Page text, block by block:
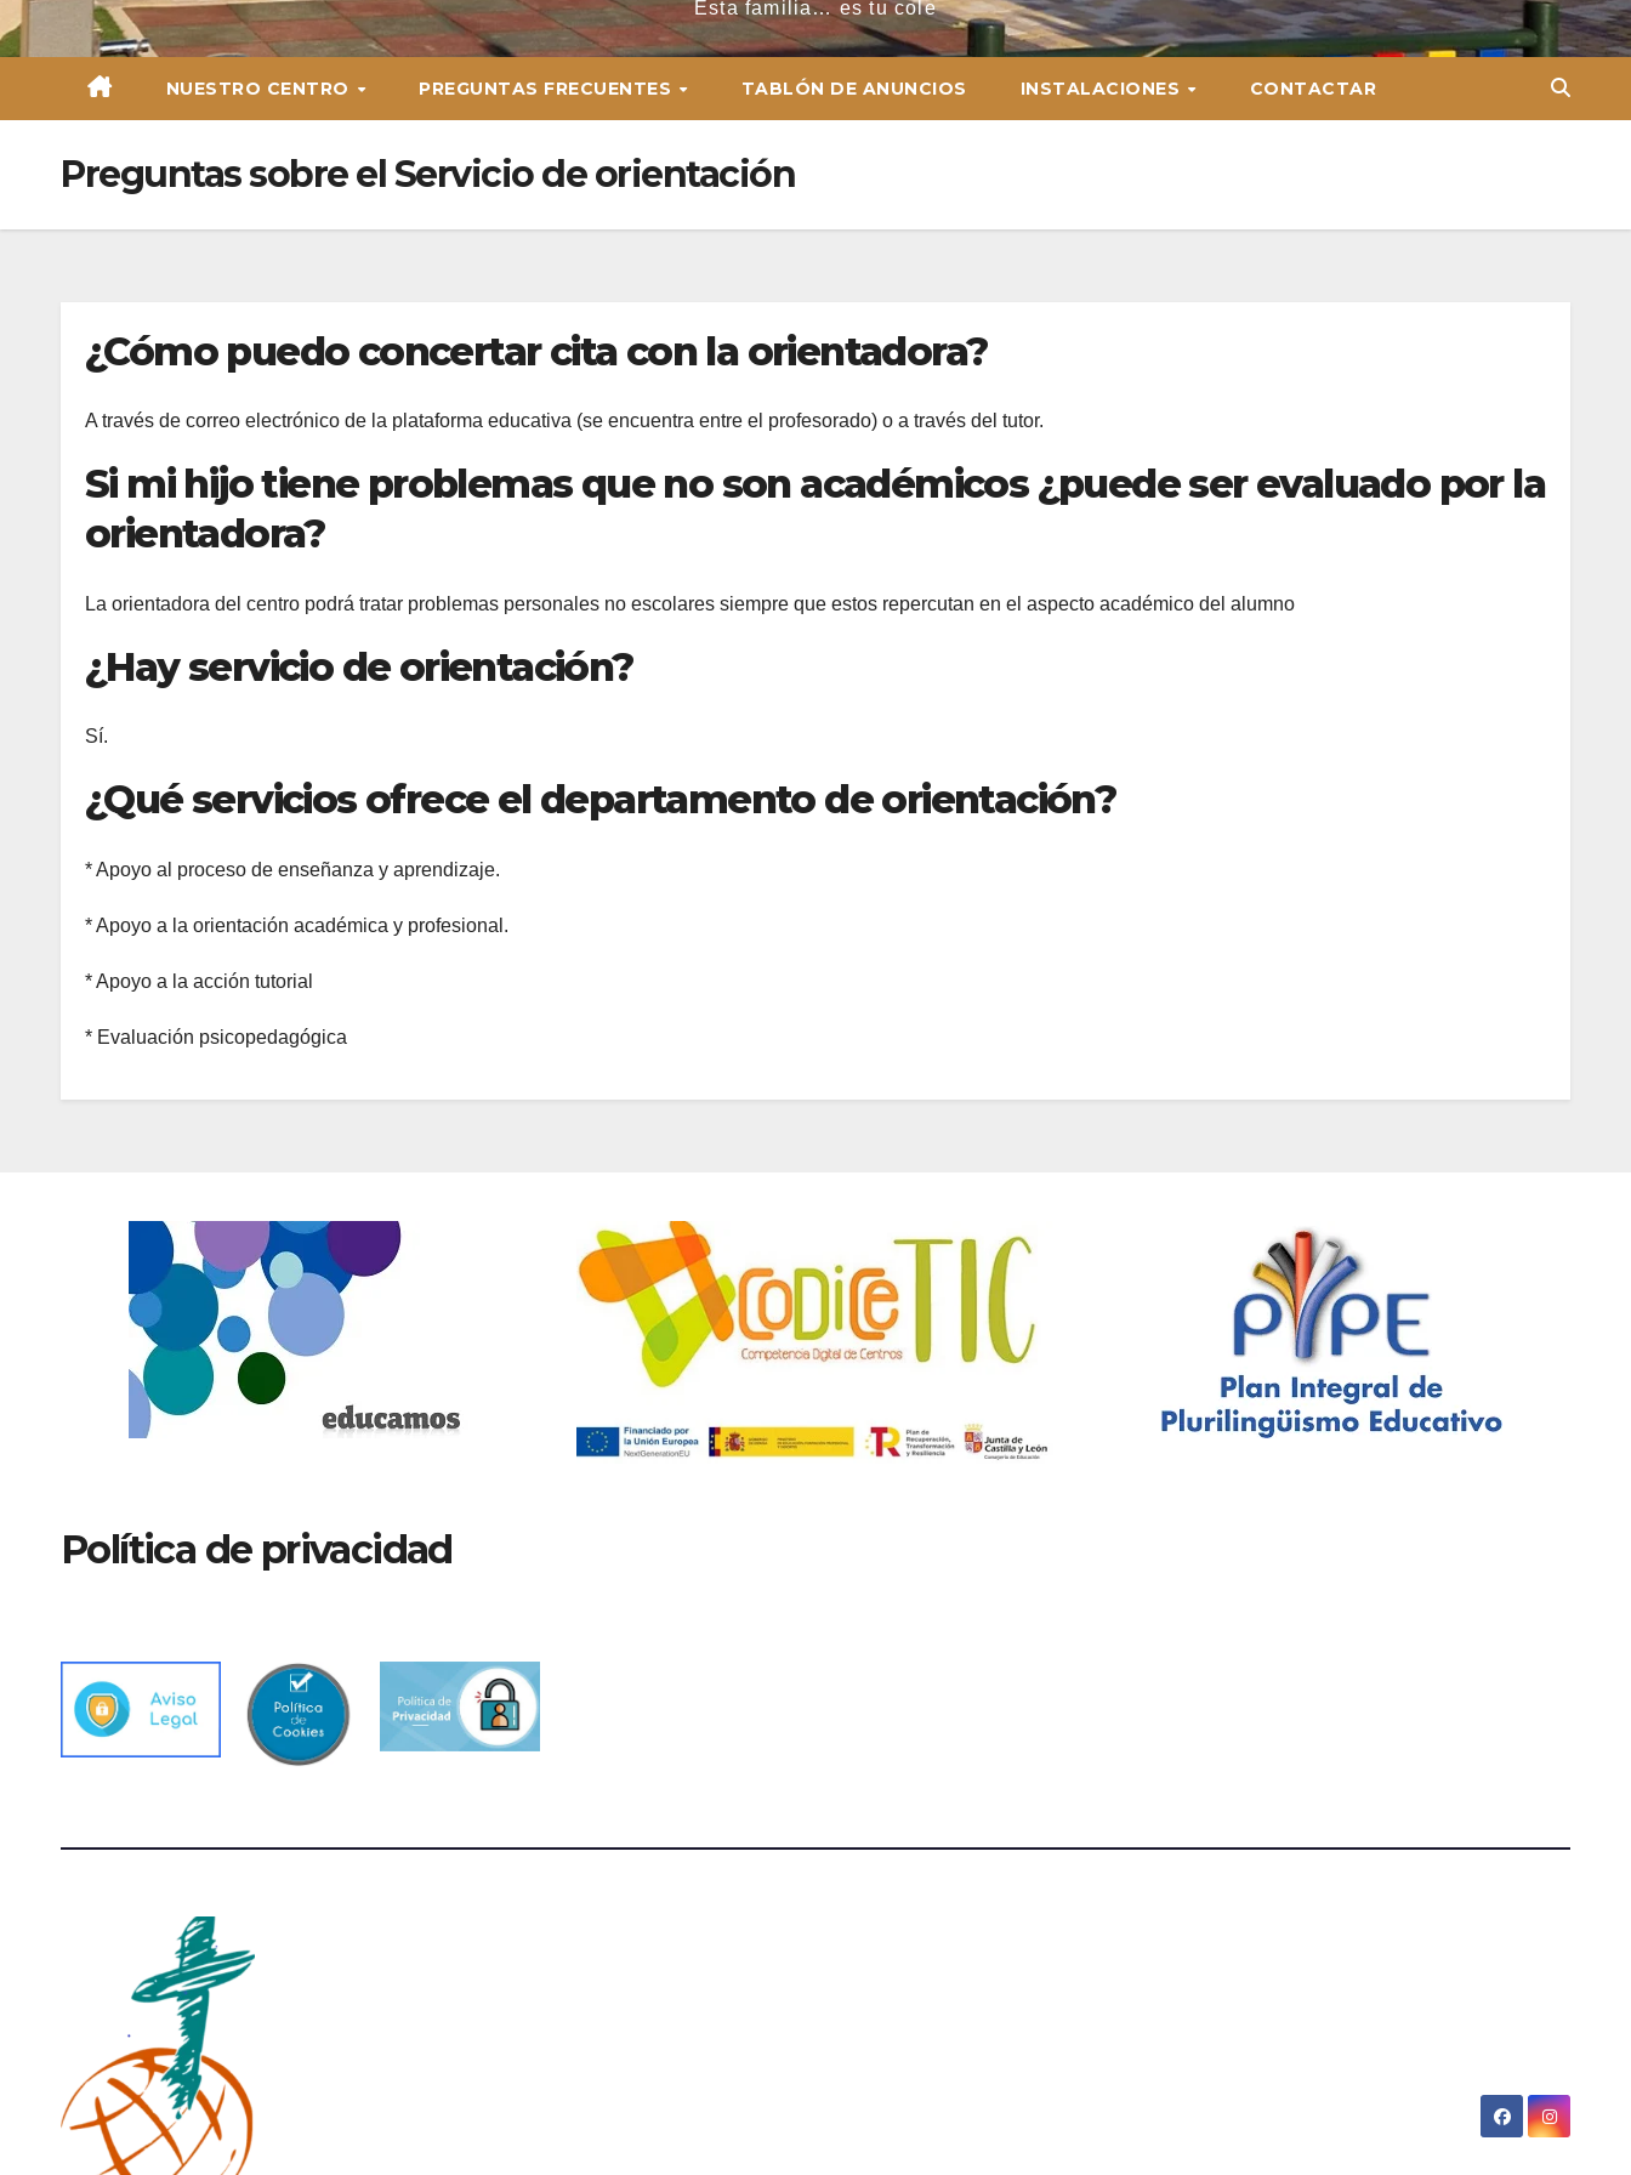
Esta familia… es tu cole
NUESTRO CENTRO PREGUNTAS FRECUENTES TABLÓN DE ANUNCIOS INSTALACIONES CONTACTAR
Preguntas sobre el Servicio de orientación
¿Cómo puedo concertar cita con la orientadora?
A través de correo electrónico de la plataforma educativa (se encuentra entre el profesorado) o a través del tutor.
Si mi hijo tiene problemas que no son académicos ¿puede ser evaluado por la
orientadora?
La orientadora del centro podrá tratar problemas personales no escolares siempre que estos repercutan en el aspecto académico del alumno
¿Hay servicio de orientación?
Sí.
¿Qué servicios ofrece el departamento de orientación?
* Apoyo al proceso de enseñanza y aprendizaje.
* Apoyo a la orientación académica y profesional.
* Apoyo a la acción tutorial
* Evaluación psicopedagógica
Política de privacidad